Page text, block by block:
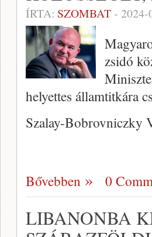
ÍRTA: SZOMBAT- 2024-
zsidó
helyettes államtitkára
Szalay-Bobrovniczky
Bővebben 0
LIBANONBA